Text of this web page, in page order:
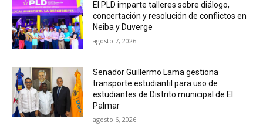
El PLD imparte talleres sobre diálogo,
concertación y resolución de conflictos en
Neiba y Duverge
agosto 7, 2026
Senador Guillermo Lama gestiona
transporte estudiantil para uso de
estudiantes de Distrito municipal de El
Palmar
agosto 6, 2026